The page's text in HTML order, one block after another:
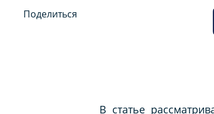
Поделиться
В статье